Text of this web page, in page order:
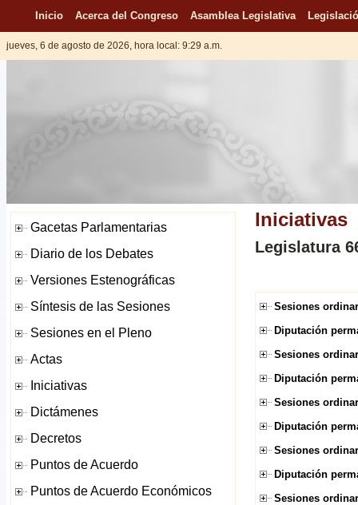
Inicio Acerca del Congreso Asamblea Legislativa
jueves, 6 de agosto de 2026, hora local: 9:29 a.m.
Iniciativas
Legislatura
Sesiones
Diputación
Sesiones
Diputación
Sesiones
Diputación
Sesiones
Diputación
Sesiones